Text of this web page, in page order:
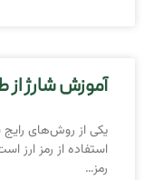
آموزش شارژ از
یکی از روش‌‌های
استفاده از رمز ارز
رمز…